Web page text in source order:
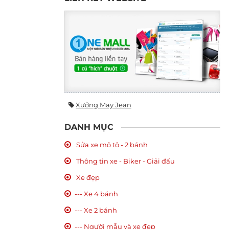
Xưởng May Jean
DANH MỤC
Sửa xe mô tô - 2 bánh
Thông tin xe - Biker - Giải đấu
Xe đẹp
--- Xe 4 bánh
--- Xe 2 bánh
--- Người mẫu và xe đẹp